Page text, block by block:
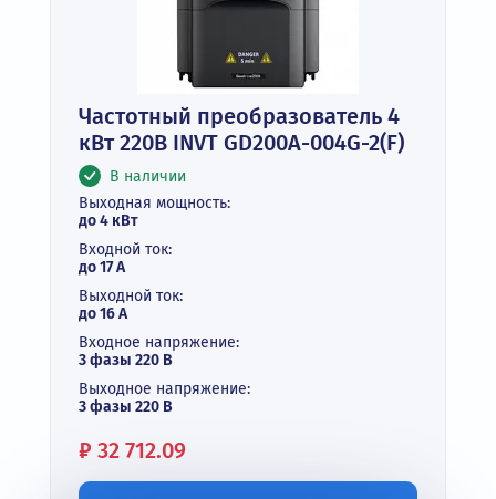
Частотный преобразователь 4
кВт 220В INVT GD200A-004G-2(F)
В наличии
Выходная мощность:
до 4 кВт
Входной ток:
до 17 А
Выходной ток:
до 16 А
Входное напряжение:
3 фазы 220 В
Выходное напряжение:
3 фазы 220 В
Цена:
₽ 32 712.09